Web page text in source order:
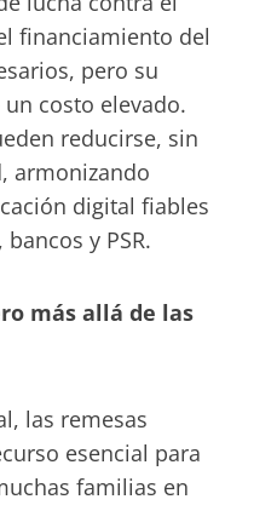
financiamiento del
pero su
costo elevado.
reducirse, sin
armonizando
digital fiables
y PSR.
más allá de las
las remesas
esencial para
familias en